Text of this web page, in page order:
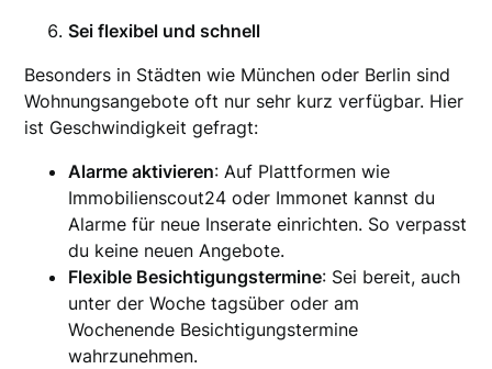
Sei flexibel und schnell
Besonders in Städten wie München oder Berlin sind
Wohnungsangebote oft nur sehr kurz verfügbar. Hier
ist Geschwindigkeit gefragt:
Alarme aktivieren: Auf Plattformen wie
Immobilienscout24 oder Immonet kannst du
Alarme für neue Inserate einrichten. So verpasst
du keine neuen Angebote.
Flexible Besichtigungstermine: Sei bereit, auch
unter der Woche tagsüber oder am
Wochenende Besichtigungstermine
wahrzunehmen.